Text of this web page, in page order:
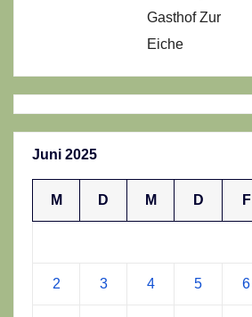
Gasthof Zur
Eiche
Juni 2025
M D M D F
2 3 4 5 6